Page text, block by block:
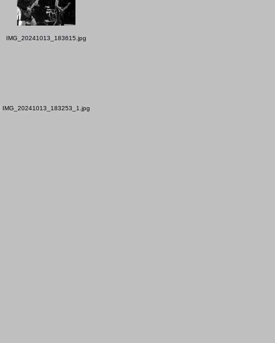
IMG_20241013_183615.jpg
IMG_20241013_183253_1.jpg